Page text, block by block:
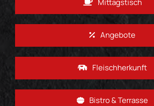
Mittagstisch
Angebote
Fleischherkunft
Bistro & Terrasse